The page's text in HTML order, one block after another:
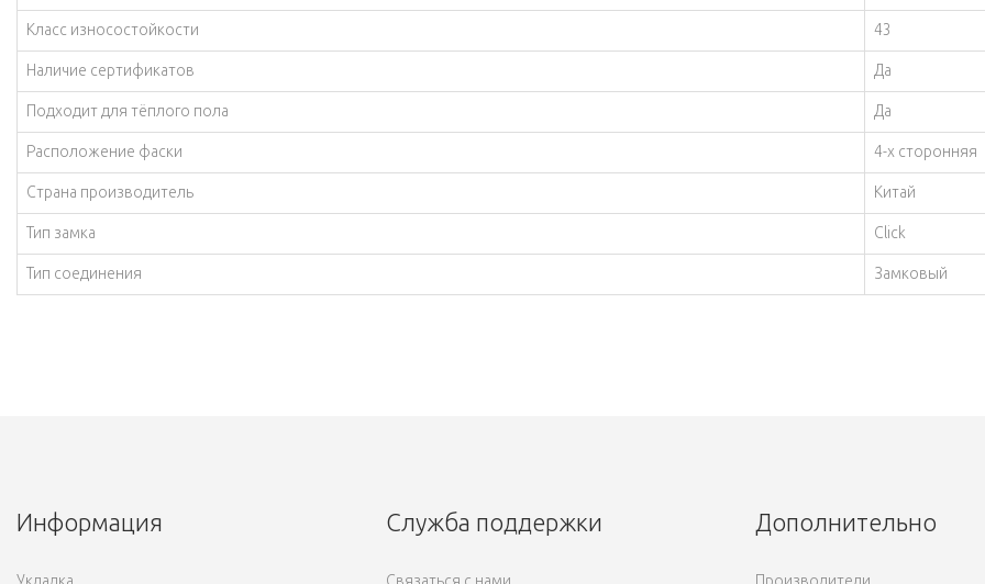
Класс износостойкости 43
Наличие сертификатов Да
Подходит для тёплого пола Да
Расположение фаски 4-х сторонняя
Страна производитель Китай
Тип замка Click
Тип соединения Замковый
Информация Служба поддержки Дополнительно